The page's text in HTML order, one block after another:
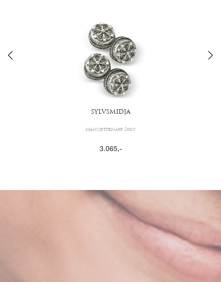
SYLVSMIDJA
Mansjettknapp Sølv
3.065,-